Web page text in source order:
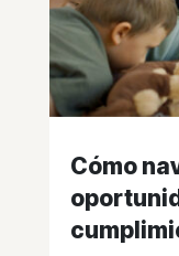
Cómo